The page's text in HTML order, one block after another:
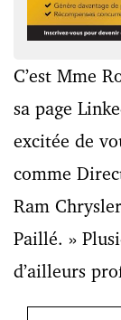
C’est Mme
sa page
excitée de
comme
Ram
Paillé. »
d’ailleurs